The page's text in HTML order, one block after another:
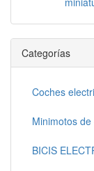
Categorías
Coches
Minimotos
BICIS